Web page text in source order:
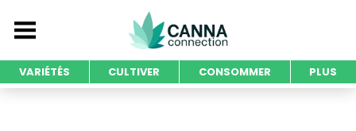
VARIÉTÉS CULTIVER CONSOMMER PLUS